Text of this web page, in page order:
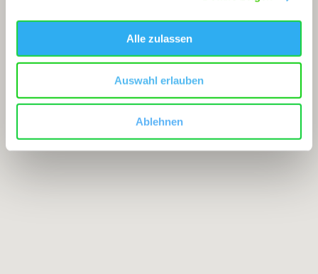
Alle zulassen
Auswahl erlauben
Ablehnen